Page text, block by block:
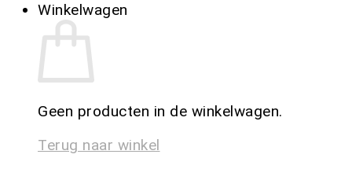
Winkelwagen
Geen producten in de winkelwagen.
Terug naar winkel